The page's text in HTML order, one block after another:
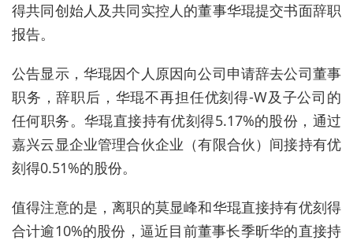
得共同创始人及共同实控人的董事华琨提交书面辞职
报告。
公告显示，华琨因个人原因向公司申请辞去公司董事
职务，辞职后，华琨不再担任优刻得-W及子公司的
任何职务。华琨直接持有优刻得5.17%的股份，通过
嘉兴云显企业管理合伙企业（有限合伙）间接持有优
刻得0.51%的股份。
值得注意的是 ，离职的莫显峰和华琨直接持有优刻得
合计逾10%的股份 ， 逼近目前董事长季昕华的直接持